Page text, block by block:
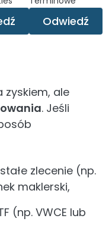
Odwiedź
zyskiem, ale
. Jeśli
zlecenie (np.
maklerski,
(np. VWCE lub